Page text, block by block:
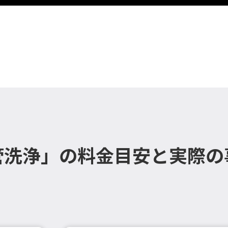
浄」の料金目安と実際